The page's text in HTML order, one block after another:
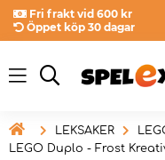
Fri frakt vid 600 kr
Öppet köp 30 dagar
 LEKSAKER
LEGO Duplo - Frost